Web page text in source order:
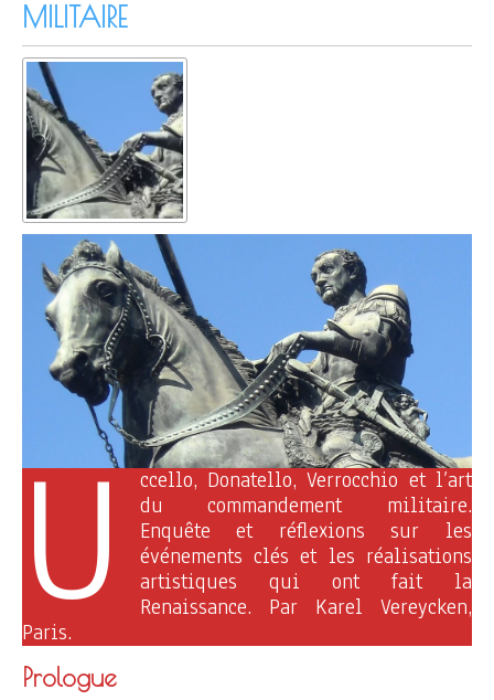
MILITAIRE
U
ccello, Donatello, Verrocchio et l’art
du commandement militaire.
Enquête et réflexions sur les
événements clés et les réalisations
artistiques qui ont fait la
Renaissance. Par Karel Vereycken,
Paris.
Prologue